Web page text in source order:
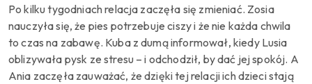
Po kilku tygodniach relacja zaczęła się zmieniać. Zosia
nauczyła się, że pies potrzebuje ciszy i że nie każda chwila
to czas na zabawę. Kuba z dumą informował, kiedy Lusia
oblizywała pysk ze stresu – i odchodził, by dać jej spokój. A
Ania zaczęła zauważać, że dzięki tej relacji ich dzieci stają